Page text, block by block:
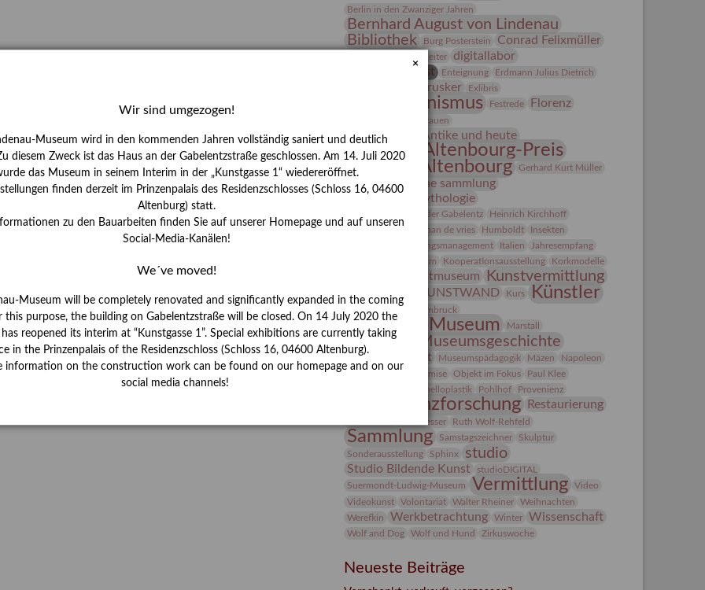
Berlin in den Zwanziger Jahren
Bernhard August von Lindenau
Bibliothek
Burg Posterstein Conrad Felixmüller
Der Blaue Reiter
digitallabor
Entartete Kunst
Enteignung
Erdmann Julius Dietrich
estrusker Exlibris
Expressionismus Festrede Florenz
frauen
Frauen in der Antike und heute
Gerhard-Altenbourg-Preis
Gerhard Altenbourg
Gerhard Kurt Müller
Grafik
grafische sammlung
griechische Mythologie
Hanns-Conon von der Gabelentz Heinrich Kirchhoff
Heldinnen herman de vries Humboldt
Insekten
Integriertes Schädlingsmanagement
Italien
Jahresempfang
Kolosseum Kooperationsausstellung Korkmodelle
Kunstmuseum Kunstvermittlung
Kunst von Kühl KUNSTWAND Kurs Künstler
Künstlerin Lehmbruck
Lindenau-Museum
Marstall
Messeakademie
Museumsgeschichte
Museumsnacht Museumspädagogik Mäzen Napoleon
Natur Neue Remise Objekt im Fokus
Paul Klee
Phelloplastik Pohlhof Provenienz
Provenienzforschung Restaurierung
Rudi Lesser Ruth Wolf-Rehfeld
Sammlung Samstagszeichner
Skulptur
Sonderausstellung
Sphinx studio
Studio Bildende Kunst
studioDIGITAL
Suermondt-Ludwig-Museum
Vermittlung
Video
Videokunst
Volontariat Walter Rheiner
Weihnachten
Werefkin
Werkbetrachtung Winter Wissenschaft
Wolf and Dog Wolf und Hund Zirkuswoche
Neueste Beiträge
×
Wir sind umgezogen!
Museum wird in den kommenden Jahren vollständig saniert und deutlich
diesem Zweck ist das Haus an der Gabelentzstraße geschlossen. Am 14. Juli 2020
das Museum in seinem Interim in der „Kunstgasse 1“ wiedereröffnet.
finden derzeit im Prinzenpalais des Residenzschlosses (Schloss 16, 04600
Altenburg) statt.
zu den Bauarbeiten finden Sie auf unserer Homepage und auf unseren
Social-Media-Kanälen!
We´ve moved!
Museum will be completely renovated and significantly expanded in the coming
this purpose, the building on Gabelentzstraße will be closed. On 14 July 2020 the
reopened its interim at “Kunstgasse 1”. Special exhibitions are currently taking
in the Prinzenpalais of the Residenzschloss (Schloss 16, 04600 Altenburg).
information on the construction work can be found on our homepage and on our
social media channels!